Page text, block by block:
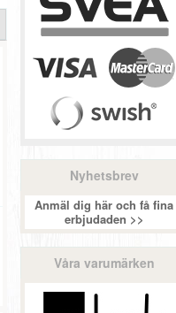
Nyhetsbrev
Anmäl dig här och få fina
erbjudaden >>
Våra varumärken